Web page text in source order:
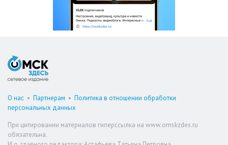
О нас • Партнерам • Политика в отношении обработки
персональных данных
При цитировании материалов гиперссылка на www.omskzdes.ru
обязательна.